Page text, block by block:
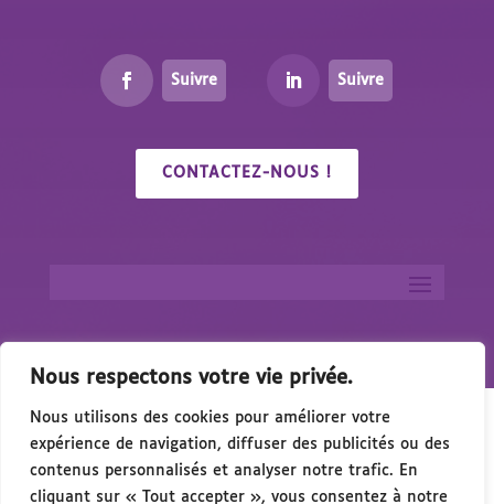
Nous respectons votre vie privée.
Nous utilisons des cookies pour améliorer votre
expérience de navigation, diffuser des publicités ou des
contenus personnalisés et analyser notre trafic. En
cliquant sur « Tout accepter », vous consentez à notre
Suivre Suivre
CONTACTEZ-NOUS !